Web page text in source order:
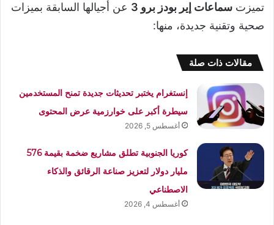
تميزت سماعات إير بودز برو 3
عن أجيالها السابقة بميزات
صحية وتقنية جديدة، منها:
مقالات ذات صلة
إنستغرام يختبر تحديثات جديدة تمنح المستخدمين
سيطرة أكبر على خوارزمية عرض المحتوى
أغسطس 5, 2026
كوريا الجنوبية تطلق مشاريع ضخمة بقيمة 576
مليار دولار لتعزيز صناعة الرقائق والذكاء
الاصطناعي
أغسطس 4, 2026